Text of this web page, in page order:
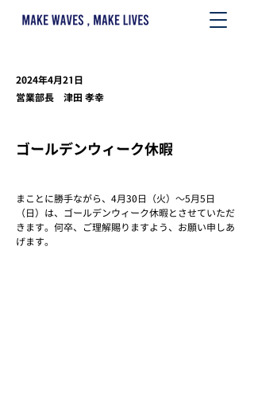
2024年4月21日
営業部長 津田 孝幸
ゴールデンウィーク休暇
まことに勝手ながら、4月30日（火）～5月5日
（日）は、ゴールデンウィーク休暇とさせていただ
きます。何卒、ご理解賜りますよう、お願い申しあ
げます。